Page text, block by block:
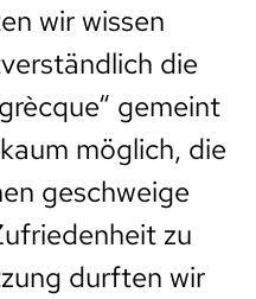
wir wissen
die
gemeint
möglich, die
geschweige
zu
durften wir